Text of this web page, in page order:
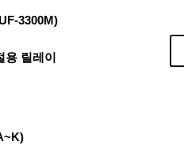
3300M)
용 릴레이